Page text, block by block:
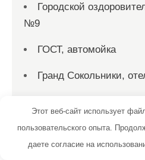
Городской
№9
ГОСТ, автомойка
Гранд Сокольники,
Гусар, банный
Этот веб-сайт использует
пользовательского опыта.
даете согласие на